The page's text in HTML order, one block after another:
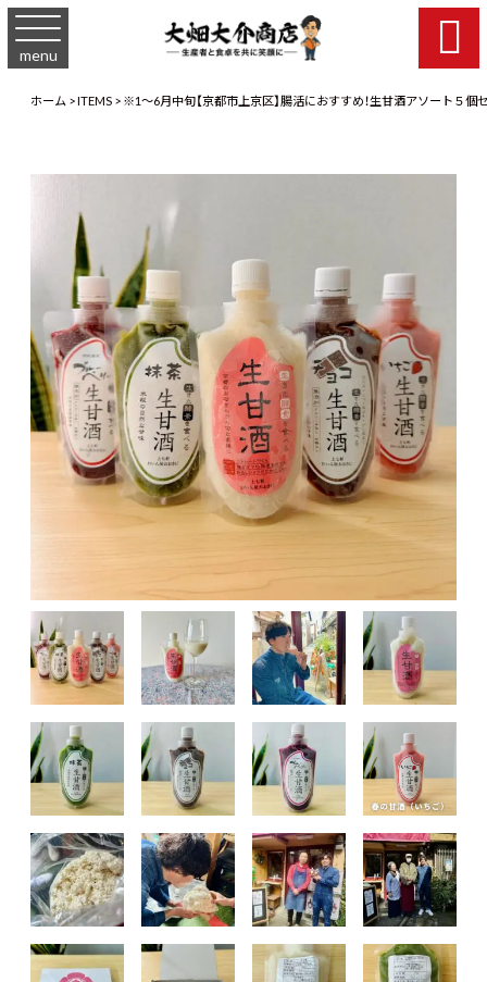
menu 
ホーム>ITEMS>※1～6月中旬【京都市上京区】腸活におすすめ！生甘酒アソート５